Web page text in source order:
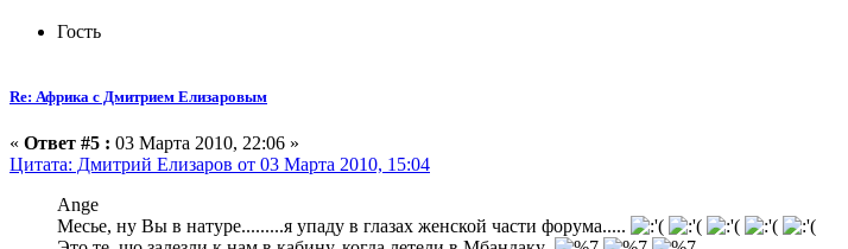
Гость
Re: Африка с Дмитрием Елизаровым
« Ответ #5 : 03 Марта 2010, 22:06 »
Цитата: Дмитрий Елизаров от 03 Марта 2010, 15:04
Ange
Месье, ну Вы в натуре.........я упаду в глазах женской части форума.....